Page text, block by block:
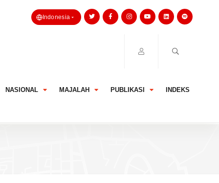
Indonesia
NASIONAL MAJALAH PUBLIKASI INDEKS